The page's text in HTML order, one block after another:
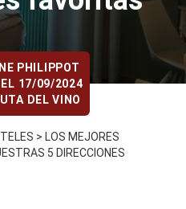
PHILIPPOT
EL 17/09/2024
DEL VINO
> LOS MEJORES
5 DIRECCIONES